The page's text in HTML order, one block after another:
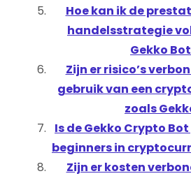
Hoe kan ik de
handelsstrategie
Gekko
Zijn er risico’s
gebruik van een
zoals
Is de Gekko Crypto
beginners in
Zijn er kosten